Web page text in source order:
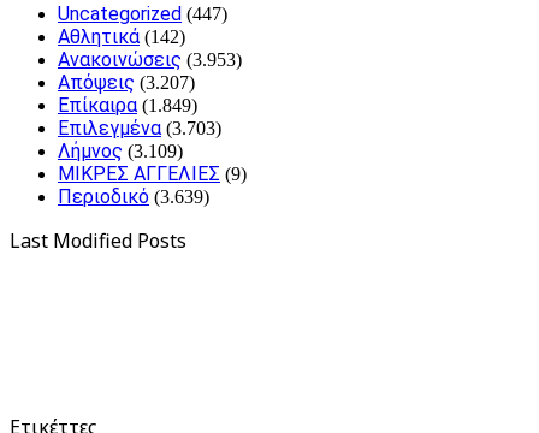
Uncategorized (447)
Αθλητικά (142)
Ανακοινώσεις (3.953)
Απόψεις (3.207)
Επίκαιρα (1.849)
Επιλεγμένα (3.703)
Λήμνος (3.109)
ΜΙΚΡΕΣ ΑΓΓΕΛΙΕΣ (9)
Περιοδικό (3.639)
Last Modified Posts
Ετικέττες